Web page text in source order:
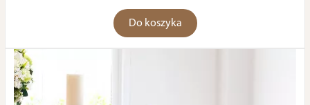
Do koszyka